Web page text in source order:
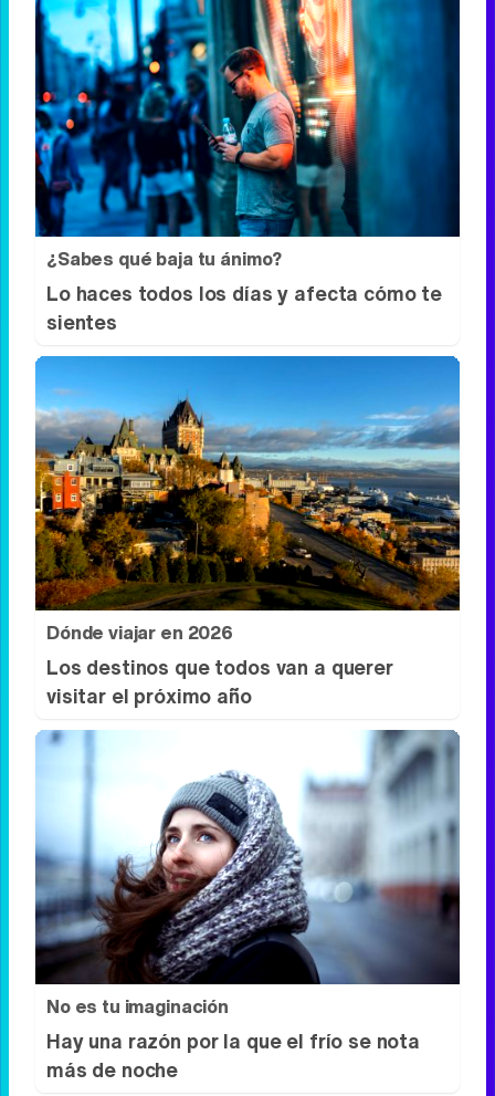
¿Sabes qué baja tu ánimo?
Lo haces todos los días y afecta cómo te
sientes
Dónde viajar en 2026
Los destinos que todos van a querer
visitar el próximo año
No es tu imaginación
Hay una razón por la que el frío se nota
más de noche